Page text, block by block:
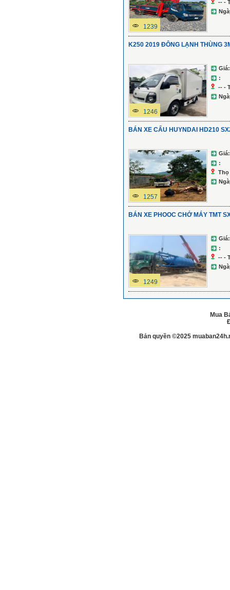
1239
-- -
K250 2019 ĐÔNG LẠNH THÙNG
1246
Giá:
:
-- -
BÁN XE CẨU HUYNDAI HD210
1257
Giá:
:
Thọ
BÁN XE PHOOC CHỞ MÁY TMT
1249
Giá:
:
-- -
Mua
Bản quyền ©2025